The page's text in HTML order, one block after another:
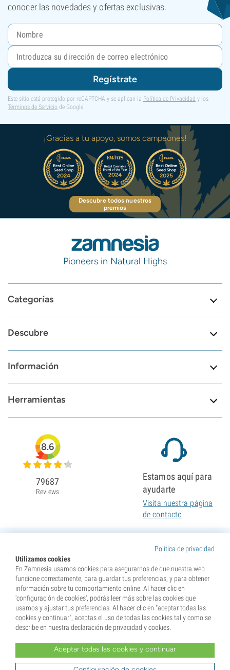
conocer las novedades y ofertas exclusivas.
Regístrate
Este sitio está protegido por reCAPTCHA y se aplican la Política de Privacidad y los
Términos de Servicio de Google.
¡Gracias a tu apoyo, somos campeones!
Descubre todos nuestros
premios
Pioneers in Natural Highs
Categorías
Descubre
Información
Herramientas
Política de privacidad
Utilizamos cookies
En Zamnesia usamos cookies para asegurarnos de que nuestra web
funcione correctamente, para guardar tus preferencias, y para obtener
información sobre tu comportamiento online. Al hacer clic en
'configuración de cookies', podrás leer más sobre las cookies que
usamos y ajustar tus preferencias. Al hacer clic en "aceptar todas las
cookies y continuar", aceptas el uso de todas las cookies tal y como se
describe en nuestra declaración de privacidad y cookies.
Aceptar todas las cookies y continuar
8.6
79687
Reviews
Estamos aquí para
ayudarte
Visita nuestra página
de contacto
* Nuestras semillas se venden como suvenires. La germinación de semillas es ilegal en muchos
tu lugar de residencia y que conoces las normativas locales. También eximes de toda responsabilidad a